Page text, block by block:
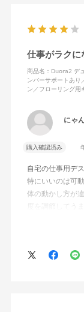
仕事がラクに
商品名：Duora2 デ
ンバーサポートあり
ン／フローリング用
にゃ
購入確認済み
自宅の仕事用デ
特にいいのは可
体の動かし方が
度を調節してう
ランバーサポー
た骨盤サポート